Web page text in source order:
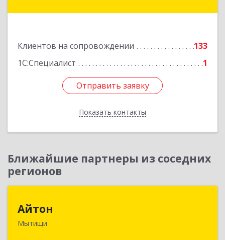
Клиентов на сопровождении
133
1С:Специалист
1
Отправить заявку
Показать контакты
Отправить заявку
Назад
Ближайшие партнеры из соседних
регионов
Айтон
Мытищи